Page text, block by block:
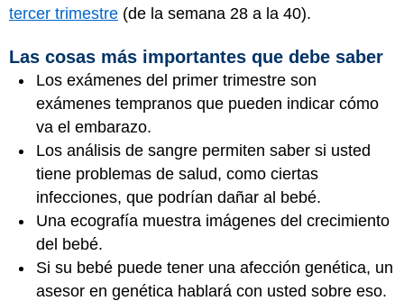
tercer trimestre (de la semana 28 a la 40).
Las cosas más importantes que debe saber
Los exámenes del primer trimestre son
exámenes tempranos que pueden indicar cómo
va el embarazo.
Los análisis de sangre permiten saber si usted
tiene problemas de salud, como ciertas
infecciones, que podrían dañar al bebé.
Una ecografía muestra imágenes del crecimiento
del bebé.
Si su bebé puede tener una afección genética, un
asesor en genética hablará con usted sobre eso.